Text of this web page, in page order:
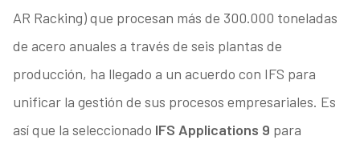
AR Racking) que procesan más de 300.000 toneladas
de acero anuales a través de seis plantas de
producción, ha llegado a un acuerdo con IFS para
unificar la gestión de sus procesos empresariales. Es
así que la seleccionado IFS Applications 9 para